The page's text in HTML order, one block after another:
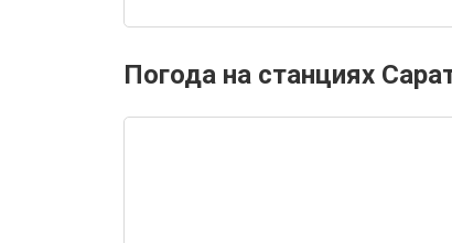
Погода на станциях